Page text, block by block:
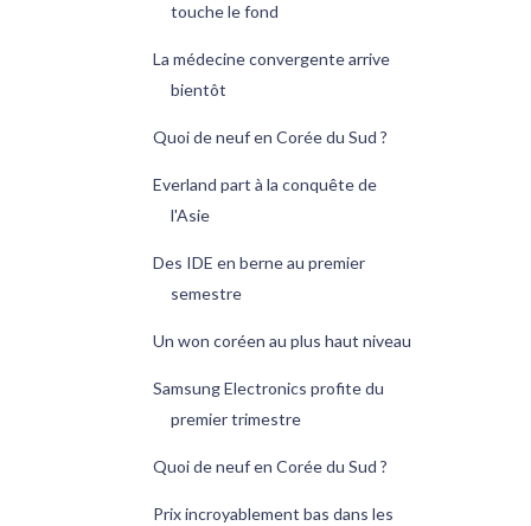
touche le fond
La médecine convergente arrive
bientôt
Quoi de neuf en Corée du Sud ?
Everland part à la conquête de
l'Asie
Des IDE en berne au premier
semestre
Un won coréen au plus haut niveau
Samsung Electronics profite du
premier trimestre
Quoi de neuf en Corée du Sud ?
Prix incroyablement bas dans les